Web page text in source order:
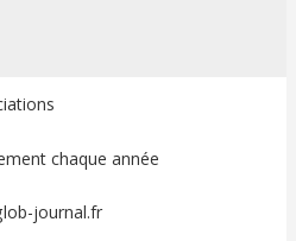
chaque année
journal.fr